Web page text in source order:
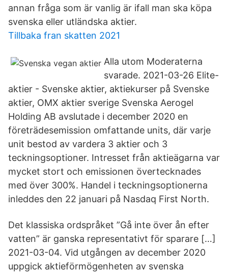
annan fråga som är vanlig är ifall man ska köpa
svenska eller utländska aktier.
Tillbaka fran skatten 2021
Alla utom Moderaterna
svarade. 2021-03-26 Elite-
aktier - Svenske aktier, aktiekurser på Svenske
aktier, OMX aktier sverige Svenska Aerogel
Holding AB avslutade i december 2020 en
företrädesemission omfattande units, där varje
unit bestod av vardera 3 aktier och 3
teckningsoptioner. Intresset från aktieägarna var
mycket stort och emissionen övertecknades
med över 300%. Handel i teckningsoptionerna
inleddes den 22 januari på Nasdaq First North.
Det klassiska ordspråket ”Gå inte över ån efter
vatten” är ganska representativt för sparare […]
2021-03-04. Vid utgången av december 2020
uppgick aktieförmögenheten av svenska